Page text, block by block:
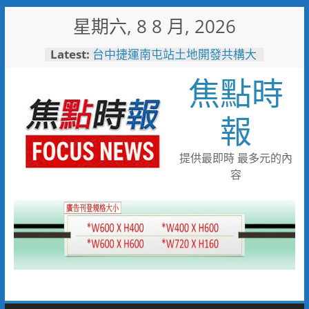
星期六, 8 8 月, 2026
Latest: 台中捷運南屯站土地開發共構大
新地標實現軌道經濟願景
警友辦事處大力相挺！岡山分局
送上「父親節」暖心祝福
守望相助的暖心守護 湖內警消
聯手破門化解獨居翁的危機
歡慶父親節！《台中通
TCPASS》APP 攜手在地名店熱
捐「300萬」助熊本震災重建
焦點時
報
提供最即時 最多元的內
容